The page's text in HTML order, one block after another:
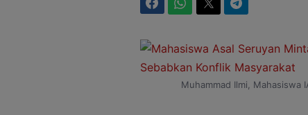
Muhammad Ilmi, Mahasiswa